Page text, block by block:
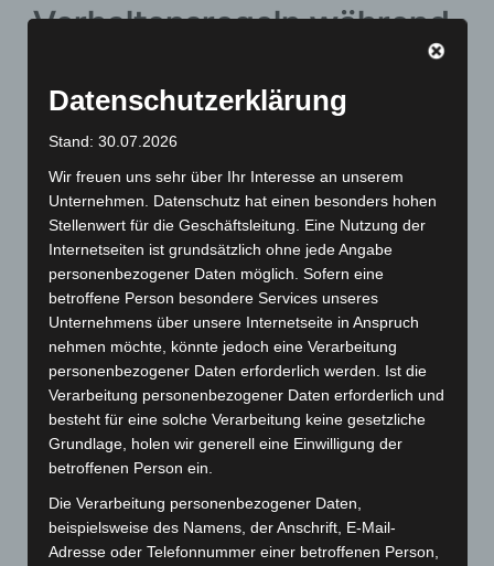
Verhaltensregeln während
Um den Trainingsbetrieb weiterhin aufrechterhalten
vertrauen auf die Ehrlichkeit aller Beteiligten.
Vom Training ausgeschlossen sind
SpielerInnen, die Corona-Symptome
zeigen.
SpielerInnen in deren Haushalt eine mit
Corona infizierte Person lebt.
SpielerInnen in deren Haushalt eine
Person mit Corona ähnlichen Symptomen
SpielerInnen, die sich in den letzten 14
Tagen in einem Risikogebiet aufgehalten
Datenschutzerklärung
Stand: 30.07.2026
Wir freuen uns sehr über Ihr Interesse an unserem
Unternehmen. Datenschutz hat einen besonders hohen
Stellenwert für die Geschäftsleitung. Eine Nutzung der
Internetseiten ist grundsätzlich ohne jede Angabe
personenbezogener Daten möglich. Sofern eine
betroffene Person besondere Services unseres
Unternehmens über unsere Internetseite in Anspruch
nehmen möchte, könnte jedoch eine Verarbeitung
personenbezogener Daten erforderlich werden. Ist die
Verarbeitung personenbezogener Daten erforderlich und
besteht für eine solche Verarbeitung keine gesetzliche
Grundlage, holen wir generell eine Einwilligung der
betroffenen Person ein.
Die Verarbeitung personenbezogener Daten,
beispielsweise des Namens, der Anschrift, E-Mail-
Adresse oder Telefonnummer einer betroffenen Person,